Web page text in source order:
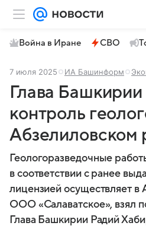
Война в Иране СВО
7 июля 2025 ИА Башинформ
Глава Башкирии
контроль
Абзелиловском
Геологоразведочные
в соответствии с ранее
лицензией осуществляет в
ООО «Салаватское», взял
Глава Башкирии Радий